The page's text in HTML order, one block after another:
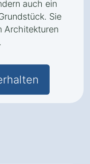
auch ein
Sie
Architekturen